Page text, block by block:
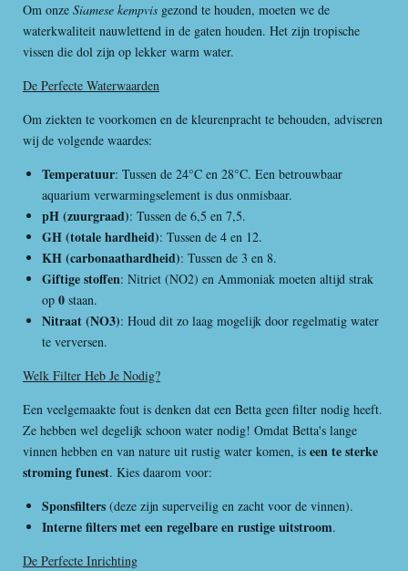
Om onze Siamese kempvis gezond te houden, moeten we de
waterkwaliteit nauwlettend in de gaten houden. Het zijn tropische
vissen die dol zijn op lekker warm water.
De Perfecte Waterwaarden
Om ziekten te voorkomen en de kleurenpracht te behouden, adviseren
wij de volgende waardes:
Temperatuur: Tussen de 24°C en 28°C. Een betrouwbaar
aquarium verwarmingselement is dus onmisbaar.
pH (zuurgraad): Tussen de 6,5 en 7,5.
GH (totale hardheid): Tussen de 4 en 12.
KH (carbonaathardheid): Tussen de 3 en 8.
Giftige stoffen: Nitriet (NO2) en Ammoniak moeten altijd strak
op 0 staan.
Nitraat (NO3): Houd dit zo laag mogelijk door regelmatig water
te verversen.
Welk Filter Heb Je Nodig?
Een veelgemaakte fout is denken dat een Betta geen filter nodig heeft.
Ze hebben wel degelijk schoon water nodig! Omdat Betta's lange
vinnen hebben en van nature uit rustig water komen, is een te sterke
stroming funest. Kies daarom voor:
Sponsfilters (deze zijn superveilig en zacht voor de vinnen).
Interne filters met een regelbare en rustige uitstroom.
De Perfecte Inrichting